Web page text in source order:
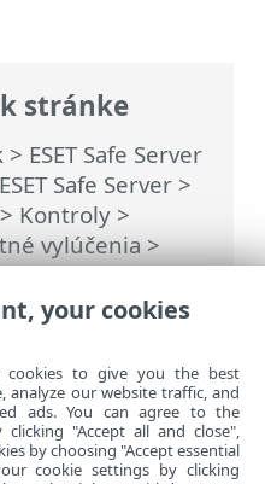
stránke
> ESET Safe Server
Safe Server >
> Kontroly >
vylúčenia>
počítači
your cookies
cookies to give you the best
analyze our website traffic, and
ads. You can agree to the
"Accept all and close",
by choosing "Accept essential
cookie settings by clicking